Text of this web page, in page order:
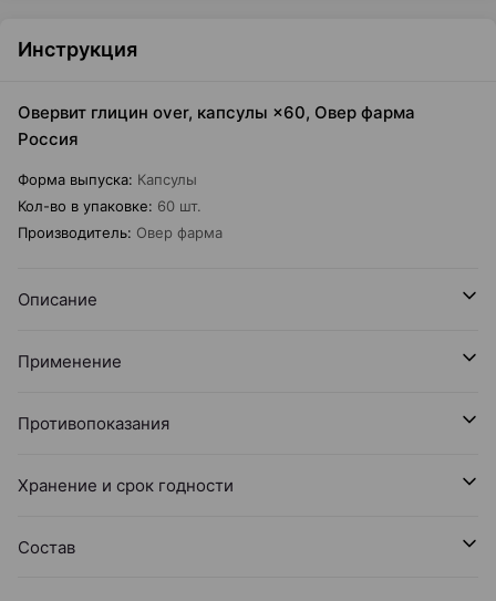
Инструкция
Овервит глицин over, капсулы ×60, Овер фарма
Россия
Форма выпуска: Капсулы
Кол-во в упаковке: 60 шт.
Производитель: Овер фарма
Описание
Применение
Противопоказания
Хранение и срок годности
Состав